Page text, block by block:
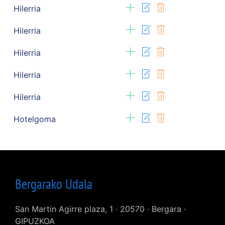
Hilerria
Hilerria
Hilerria
Hilerria
Hilerria
Hotelgoma
Bergarako Udala
San Martin Agirre plaza, 1 · 20570 · Bergara ·
GIPUZKOA